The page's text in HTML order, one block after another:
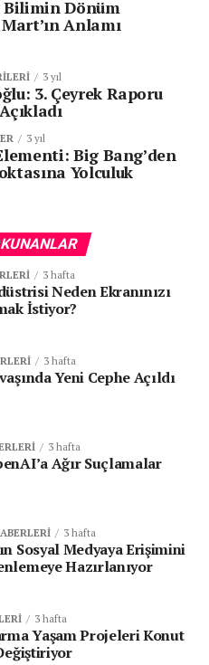
daha dikkatli
başlatmaları gerekiyor.
bu tür
uygun hale
açık. Gençlerin,
maksimum fayda
oluşturulması şart.
KAYNAĞI
Yavaşlamasının
Bilimin Dönüm
Anlamı
3 yıl
3. Çeyrek Raporu
3 yıl
Big Bang’den
Yolculuk
3 hafta
Neden Ekranınızı
İstiyor?
3 hafta
Yeni Cephe Açıldı
3 hafta
Ağır Suçlamalar
3 hafta
Sosyal Medyaya Erişimini
Hazırlanıyor
3 hafta
Yaşam Projeleri Konut